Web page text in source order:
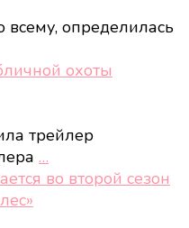
всему, определилась
охоты
трейлер
…
во второй сезон